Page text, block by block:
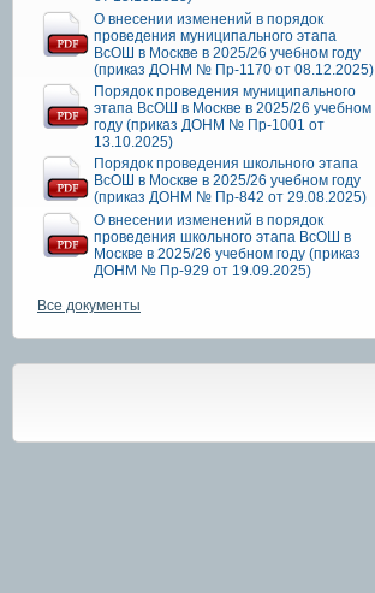
О внесении изменений в порядок
проведения муниципального этапа
ВсОШ в Москве в 2025/26 учебном году
(приказ ДОНМ № Пр-1170 от 08.12.2025)
Порядок проведения муниципального
этапа ВсОШ в Москве в 2025/26 учебном
году (приказ ДОНМ № Пр-1001 от
13.10.2025)
Порядок проведения школьного этапа
ВсОШ в Москве в 2025/26 учебном году
(приказ ДОНМ № Пр-842 от 29.08.2025)
О внесении изменений в порядок
проведения школьного этапа ВсОШ в
Москве в 2025/26 учебном году (приказ
ДОНМ № Пр-929 от 19.09.2025)
Все документы